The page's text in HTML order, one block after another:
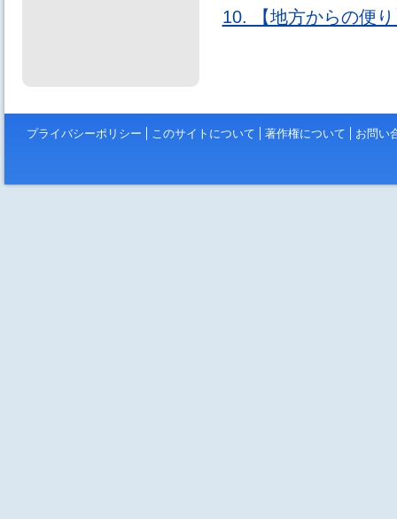
10. 【地方からの便
プライバシーポリシー このサイトについて 著作権について お問い